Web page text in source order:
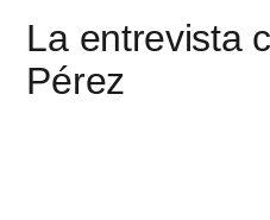
La entrevista
Pérez